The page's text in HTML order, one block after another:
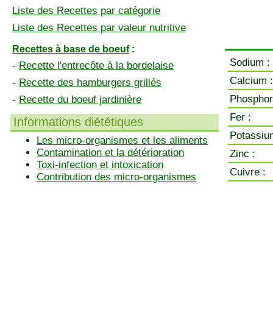
Liste des Recettes par catégorie
Liste des Recettes par valeur nutritive
Recettes à base de boeuf:
- Recette l'entrecôte à la bordelaise
- Recette des hamburgers grillés
- Recette du boeuf jardinière
Informations diététiques
Les micro-organismes et les aliments
Contamination et la détérioration
Toxi-infection et intoxication
Contribution des micro-organismes
Sodium :
Calcium :
Fer :
Zinc :
Cuivre :